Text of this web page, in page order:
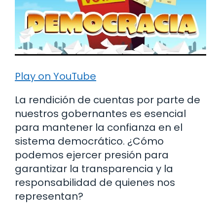
Play on YouTube
La rendición de cuentas por parte de
nuestros gobernantes es esencial
para mantener la confianza en el
sistema democrático. ¿Cómo
podemos ejercer presión para
garantizar la transparencia y la
responsabilidad de quienes nos
representan?